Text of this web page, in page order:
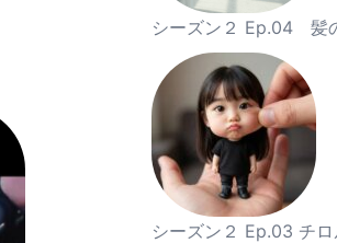
シーズン２ Ep.04 髪
シーズン２ Ep.03 チロ